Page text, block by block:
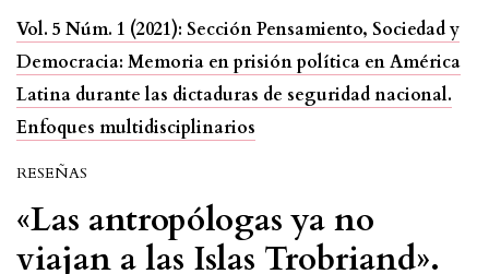
Vol. 5 Núm. 1 (2021): Sección Pensamiento, Sociedad y
Democracia: Memoria en prisión política en América
Latina durante las dictaduras de seguridad nacional.
Enfoques multidisciplinarios
RESEÑAS
«Las antropólogas ya no
viajan a las Islas Trobriand».